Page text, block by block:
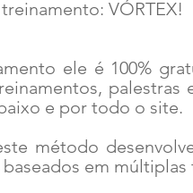
VÓRTEX!
ele é 100%
palestras
e por todo o site.
método
em múltiplas